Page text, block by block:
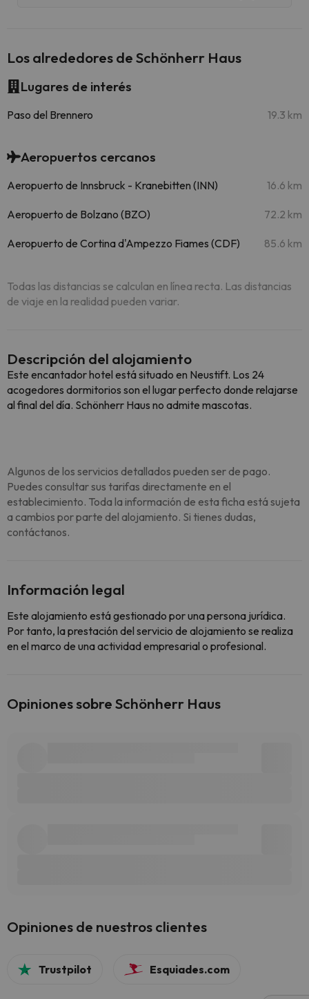
Los alrededores de Schönherr Haus
Lugares de interés
Paso del Brennero 19.3 km
Aeropuertos cercanos
Aeropuerto de Innsbruck - Kranebitten (INN) 16.6 km
Aeropuerto de Bolzano (BZO) 72.2 km
Aeropuerto de Cortina d'Ampezzo Fiames (CDF) 85.6 km
Todas las distancias se calculan en línea recta. Las distancias
de viaje en la realidad pueden variar.
Descripción del alojamiento
Este encantador hotel está situado en Neustift. Los 24
acogedores dormitorios son el lugar perfecto donde relajarse
al final del día. Schönherr Haus no admite mascotas.
Algunos de los servicios detallados pueden ser de pago.
Puedes consultar sus tarifas directamente en el
establecimiento. Toda la información de esta ficha está sujeta
a cambios por parte del alojamiento. Si tienes dudas,
contáctanos.
Información legal
Este alojamiento está gestionado por una persona jurídica.
Por tanto, la prestación del servicio de alojamiento se realiza
en el marco de una actividad empresarial o profesional.
Opiniones sobre Schönherr Haus
Opiniones de nuestros clientes
Trustpilot Esquiades.com